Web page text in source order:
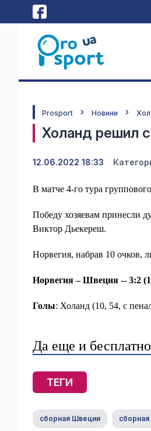
Prosport Новини
Холанд решил
12.06.2022 18:33
В матче 4-го тура
Победу хозяевам принесли
Виктор Дьекереш.
Норвегия, набрав 10 очков,
Норвегия – Швеция -- 3:2
Голы: Холанд (10, 54, с
Да еще и
ТЕГИ
сборная Швеции